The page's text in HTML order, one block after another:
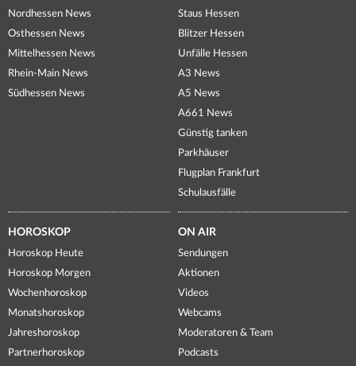
Nordhessen News
Osthessen News
Mittelhessen News
Rhein-Main News
Südhessen News
Staus Hessen
Blitzer Hessen
Unfälle Hessen
A3 News
A5 News
A661 News
Günstig tanken
Parkhäuser
Flugplan Frankfurt
Schulausfälle
HOROSKOP
Horoskop Heute
Horoskop Morgen
Wochenhoroskop
Monatshoroskop
Jahreshoroskop
Partnerhoroskop
ON AIR
Sendungen
Aktionen
Videos
Webcams
Moderatoren & Team
Podcasts